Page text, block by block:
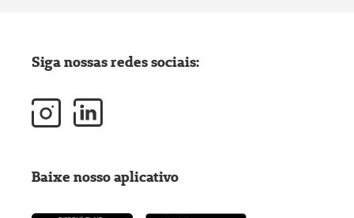
Siga nossas redes sociais:
Baixe nosso aplicativo